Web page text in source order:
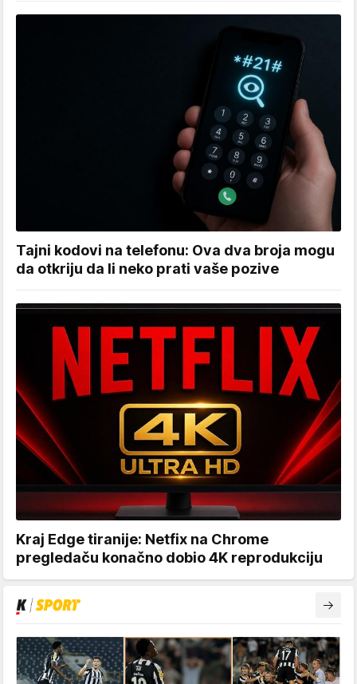
Tajni kodovi na telefonu: Ova dva broja mogu
da otkriju da li neko prati vaše pozive
Kraj Edge tiranije: Netfix na Chrome
pregledaču konačno dobio 4K reprodukciju